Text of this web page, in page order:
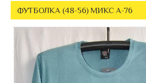
ФУТБОЛКА (48-56) МИКС A-76